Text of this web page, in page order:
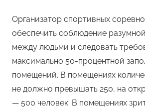
Организатор спортивных
обеспечить соблюдение
между людьми и следовать
максимально 50-процентной
помещений. В помещениях
не должно превышать 250, на
— 500 человек. В помещениях